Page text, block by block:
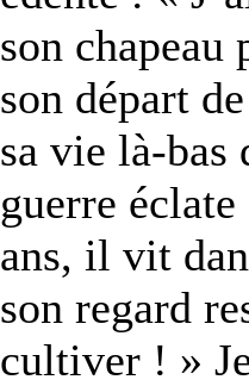
son
son départ
sa vie là-
guerre
ans, il vit
son regard
cultiver ! »